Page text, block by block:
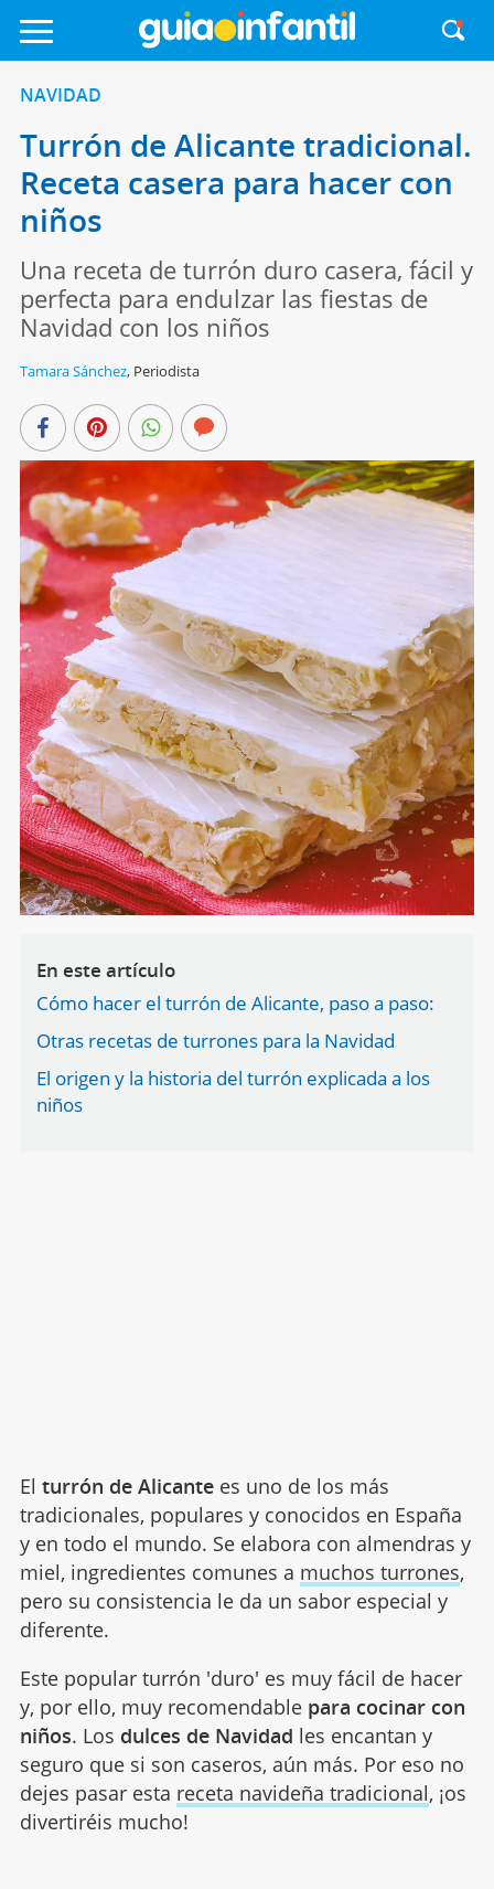
NAVIDAD
Turrón de Alicante tradicional.
Receta casera para hacer con
niños
Una receta de turrón duro casera, fácil y
perfecta para endulzar las fiestas de
Navidad con los niños
Tamara Sánchez, Periodista
En este artículo
Cómo hacer el turrón de Alicante, paso a paso:
Otras recetas de turrones para la Navidad
El origen y la historia del turrón explicada a los
niños
El turrón de Alicantees uno de los más
tradicionales, populares y conocidos en España
y en todo el mundo. Se elabora con almendras y
miel, ingredientes comunes a muchos turrones,
pero su consistencia le da un sabor especial y
diferente.
Este popular turrón 'duro' es muy fácil de hacer
y, por ello, muy recomendable para cocinar con
niños. Los dulces de Navidad les encantan y
seguro que si son caseros, aún más. Por eso no
dejes pasar esta receta navideña tradicional, ¡os
divertiréis mucho!